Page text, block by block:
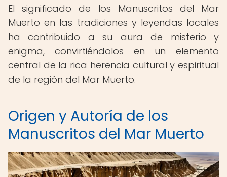
El significado de los Manuscritos del Mar
Muerto en las tradiciones y leyendas locales
ha contribuido a su aura de misterio y
enigma, convirtiéndolos en un elemento
central de la rica herencia cultural y espiritual
de la región del Mar Muerto.
Origen y Autoría de los
Manuscritos del Mar Muerto